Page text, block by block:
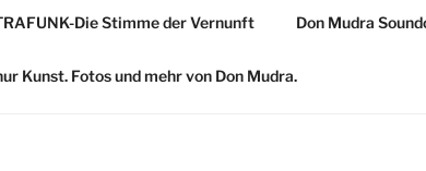
Die Stimme der Vernunft Don Mudra
Kunst. Fotos und mehr von Don Mudra.